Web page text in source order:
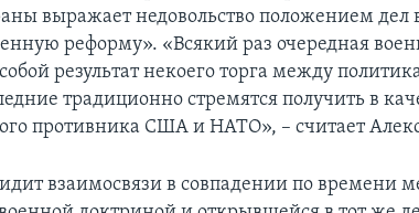
выражает недовольство положением дел
реформу». «Всякий раз очередная
результат некоего торга между
традиционно стремятся получить в
противника США и НАТО», – считает
взаимосвязи в совпадении по времени